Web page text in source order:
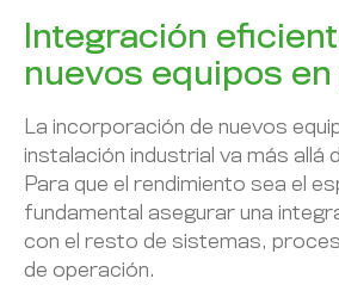
Integración
nuevos equipos en
La incorporación de nuevos
instalación industrial va más allá
Para que el rendimiento sea el
fundamental asegurar una
con el resto de sistemas,
de operación.